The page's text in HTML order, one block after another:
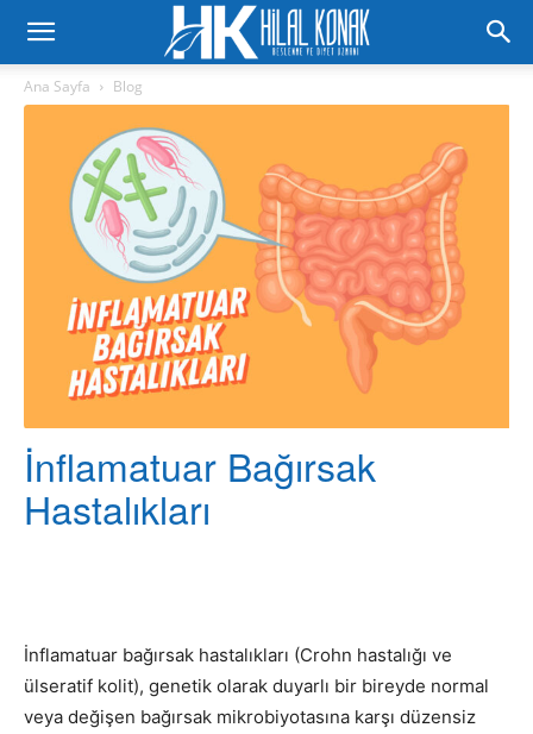
Ana Sayfa Blog
İnflamatuar Bağırsak
Hastalıkları
İnflamatuar bağırsak hastalıkları (Crohn hastalığı ve
ülseratif kolit), genetik olarak duyarlı bir bireyde normal
veya değişen bağırsak mikrobiyotasına karşı düzensiz